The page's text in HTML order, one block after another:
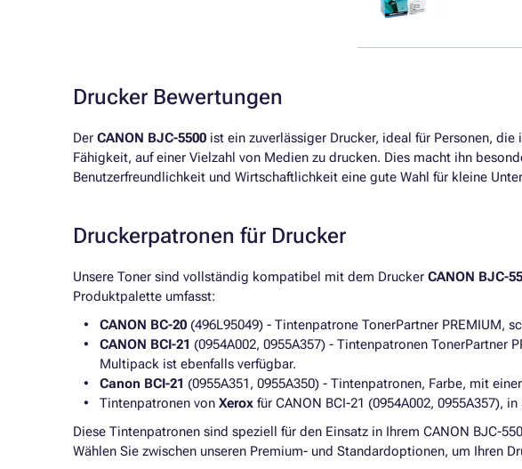
Drucker Bewertungen
Der CANON BJC-5500 ist ein zuverlässiger Drucker, ideal für Personen,
Fähigkeit, auf einer Vielzahl von Medien zu drucken. Dies macht ihn
Benutzerfreundlichkeit und Wirtschaftlichkeit eine gute Wahl für kleine
Druckerpatronen für Drucker
Unsere Toner sind vollständig kompatibel mit dem Drucker CANON BJC-
Produktpalette umfasst:
CANON BC-20 (496L95049) - Tintenpatrone TonerPartner PREMIUM,
CANON BCI-21 (0954A002, 0955A357) - Tintenpatronen TonerPartner
Multipack ist ebenfalls verfügbar.
Canon BCI-21 (0955A351, 0955A350) - Tintenpatronen, Farbe, mit
Tintenpatronen von Xerox für CANON BCI-21 (0954A002, 0955A357),
Diese Tintenpatronen sind speziell für den Einsatz in Ihrem CANON BJC-
Wählen Sie zwischen unseren Premium- und Standardoptionen, um Ihren